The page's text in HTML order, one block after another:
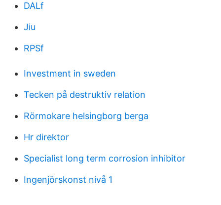
DALf
Jiu
RPSf
Investment in sweden
Tecken på destruktiv relation
Rörmokare helsingborg berga
Hr direktor
Specialist long term corrosion inhibitor
Ingenjörskonst nivå 1